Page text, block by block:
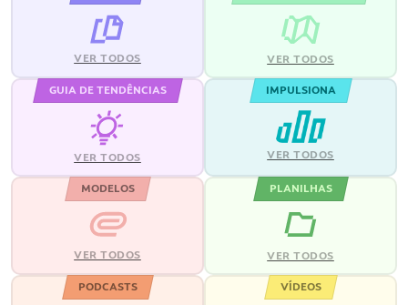
VER TODOS VER TODOS
GUIA DE TENDÊNCIAS
VER TODOS
IMPULSIONA
VER TODOS
MODELOS
VER TODOS
PLANILHAS
VER TODOS
PODCASTS VÍDEOS